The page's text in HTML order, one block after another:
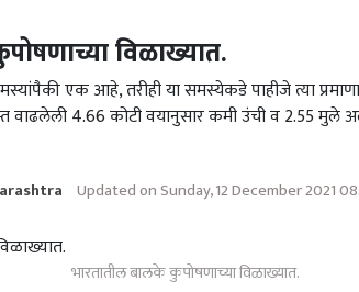
विळाख्यात.
एक आहे, तरीही या समस्येकडे पाहीजे त्या
वाढलेली 4.66 कोटी वयानुसार कमी उंची व 2.55 मुले
Updated on Sunday, 12 December 2021
भारतातील बालके कुपोषणाच्या विळाख्यात.